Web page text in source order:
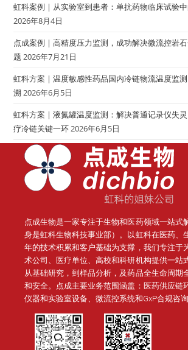
虹科案例 | 从实验室到患者：单抗药物临床试验
2026年8月4日
点成案例 | 高精度压力监测，成功解决微流控岩
题 2026年7月21日
虹科方案 | 温度敏感性药品国内冷链物流温度监测
溯 2026年6月5日
虹科方案 | 液氮罐温度监测：解决普通记录仪失
疗冷链关键一环2026年6月5日
点成生物是一家专注于生物和医药领域一站式
身是虹科生物科技事业部）。
以虹科在医药、
年的技术积累和客户基础为支撑，我们专注于
术公司、医疗单位、高校和科研机构提供一站
从基础研究，到样品分析，及药品全生命周期
和安全。点成主要业务范围涵盖：医药供应链
仪器和实验室设备、微流控系统和GxP合规咨询